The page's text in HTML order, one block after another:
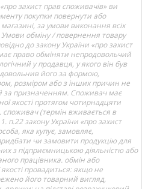
захист прав споживачів» ви
покупки повернути або
за умови виконання всіх
обміну / повернення товару
до закону України «про захист
право обміняти непродовольчий
у продавця, у якого він був
його за формою,
розміром або з інших причин не
призначенням. Споживач має
якості протягом чотирнадцяти
(термін вживається в
п.22 закону України «про захист
яка купує, замовляє,
чи замовити продукцію для
з підприємницькою діяльністю або
працівника. обмін або
провадиться: якщо не
його товарний вигляд,